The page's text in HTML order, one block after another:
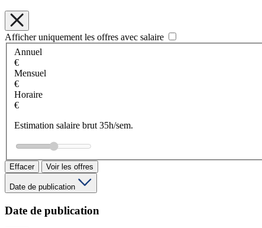
Afficher uniquement les offres avec salaire
Annuel
€
Mensuel
€
Horaire
€
Estimation salaire brut 35h/sem.
Effacer Voir les offres
Date de publication
Date de publication